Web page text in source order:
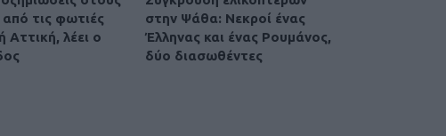
από τις φωτιές
Αττική, λέει ο
στην Ψάθα: Νεκροί ένας
Έλληνας και ένας Ρουμάνος,
δύο διασωθέντες